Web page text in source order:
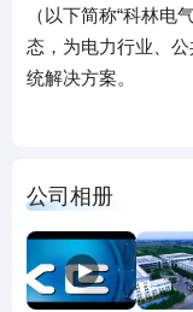
（以下简称“科林电
态，为电力行业、
统解决方案。
科林电气通过多元
并于2017年成功登
绿色”的品牌个性，
能变电，智能配电
凭借强劲的整体实
公司相册